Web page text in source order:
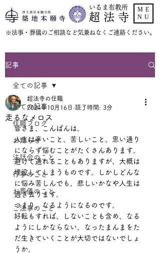
いるま布教所
超 法 寺
​※法事・葬儀のご相談など気兼ねなくご連絡ください。
ME
NU
記事
全ての記事
住職ブログ
お知らせ
法話会のこと
行事のこと
お葬儀のこと
ご法事のこと
全ての記事
走るなメロス
超法寺の住職
2024年10月16日 読了時間: 3分
皆さま、こんばんは。
人生は辛いこと、苦しいこと、思い通り
にならず悩むことがたくさんあります。
避けて通れることもありますが、大概は
埋没してしまうものです。しかしどんな
に悩み苦しんでも、悲しいかなや人生は
過ぎ去ります。
つまり、なるようになるのです。
好転もすれば、しないことも含め、なる
ようにしかならない。なったまんまをた
だ生きていくことが大切ではないでしょ
うか。